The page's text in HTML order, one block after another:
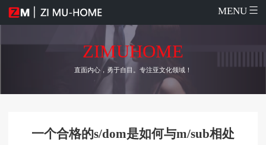
MENU
ZIMUHOME
直面内心，勇于自目。专注亚文化领域！
一个合格的s/dom是如何与m/sub相处